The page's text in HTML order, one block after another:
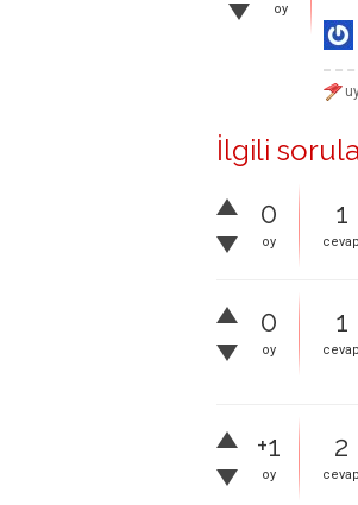
oy
İlgili
0
oy
1
cevap
0
oy
1
cevap
+1
oy
2
cevap